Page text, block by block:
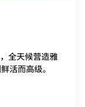
全天候营造雅
活而高级。